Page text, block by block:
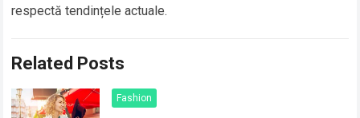
respectă tendințele actuale.
Related Posts
Fashion